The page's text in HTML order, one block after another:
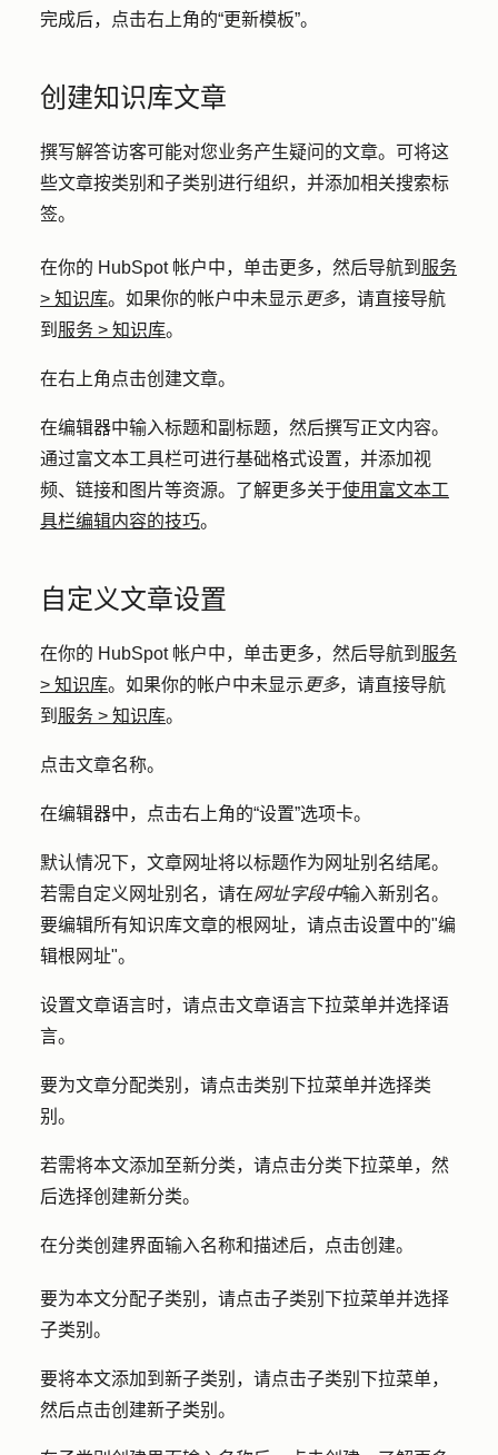
完成后，点击右上角的“更新模板”。
创建知识库文章
撰写解答访客可能对您业务产生疑问的文章。可将这
些文章按类别和子类别进行组织，并添加相关搜索标
签。
在你的 HubSpot 帐户中，单击更多，然后导航到 服务
> 知识库。如果你的帐户中未显示 更多，请直接导航
到 服务 > 知识库。
在右上角点击创建文章。
在编辑器中输入标题和副标题，然后撰写正文内容。
通过富文本工具栏可进行基础格式设置，并添加视
频、链接和图片等资源。了解更多关于使用富文本工
具栏编辑内容的技巧。
自定义文章设置
在你的 HubSpot 帐户中，单击更多，然后导航到 服务
> 知识库。如果你的帐户中未显示 更多，请直接导航
到 服务 > 知识库。
点击文章名称。
在编辑器中，点击右上角的“设置”选项卡。
默认情况下，文章网址将以标题作为网址别名结尾。
若需自定义网址别名， 请在网址字段中输入新别名。
要编辑所有知识库文章的根网址，请点击设置中的"编
辑根网址"。
设置文章语言时，请点击文章语言下拉菜单并选择语
言。
要为文章分配类别，请点击类别下拉菜单并选择类
别 。
若需将本文添加至新分类，请点击分类下拉菜单，然
后选择创建新分类。
在分类创建界面输入名称和描述后，点击创建。
要为本文分配子类别，请点击子类别下拉菜单并选择
子类别 。
要将本文添加到新子类别，请点击子类别下拉菜单，
然后点击创建新子类别 。